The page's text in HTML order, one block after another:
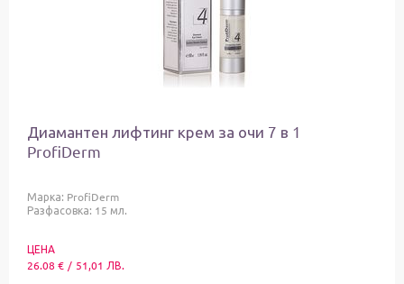
Диамантен лифтинг крем за очи 7 в 1
ProfiDerm
Марка: ProfiDerm
Разфасовка: 15 мл.
ЦЕНА
26.08 € / 51,01 ЛВ.